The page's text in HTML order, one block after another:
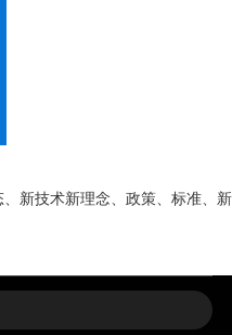
新技术新理念、政策、标准、新